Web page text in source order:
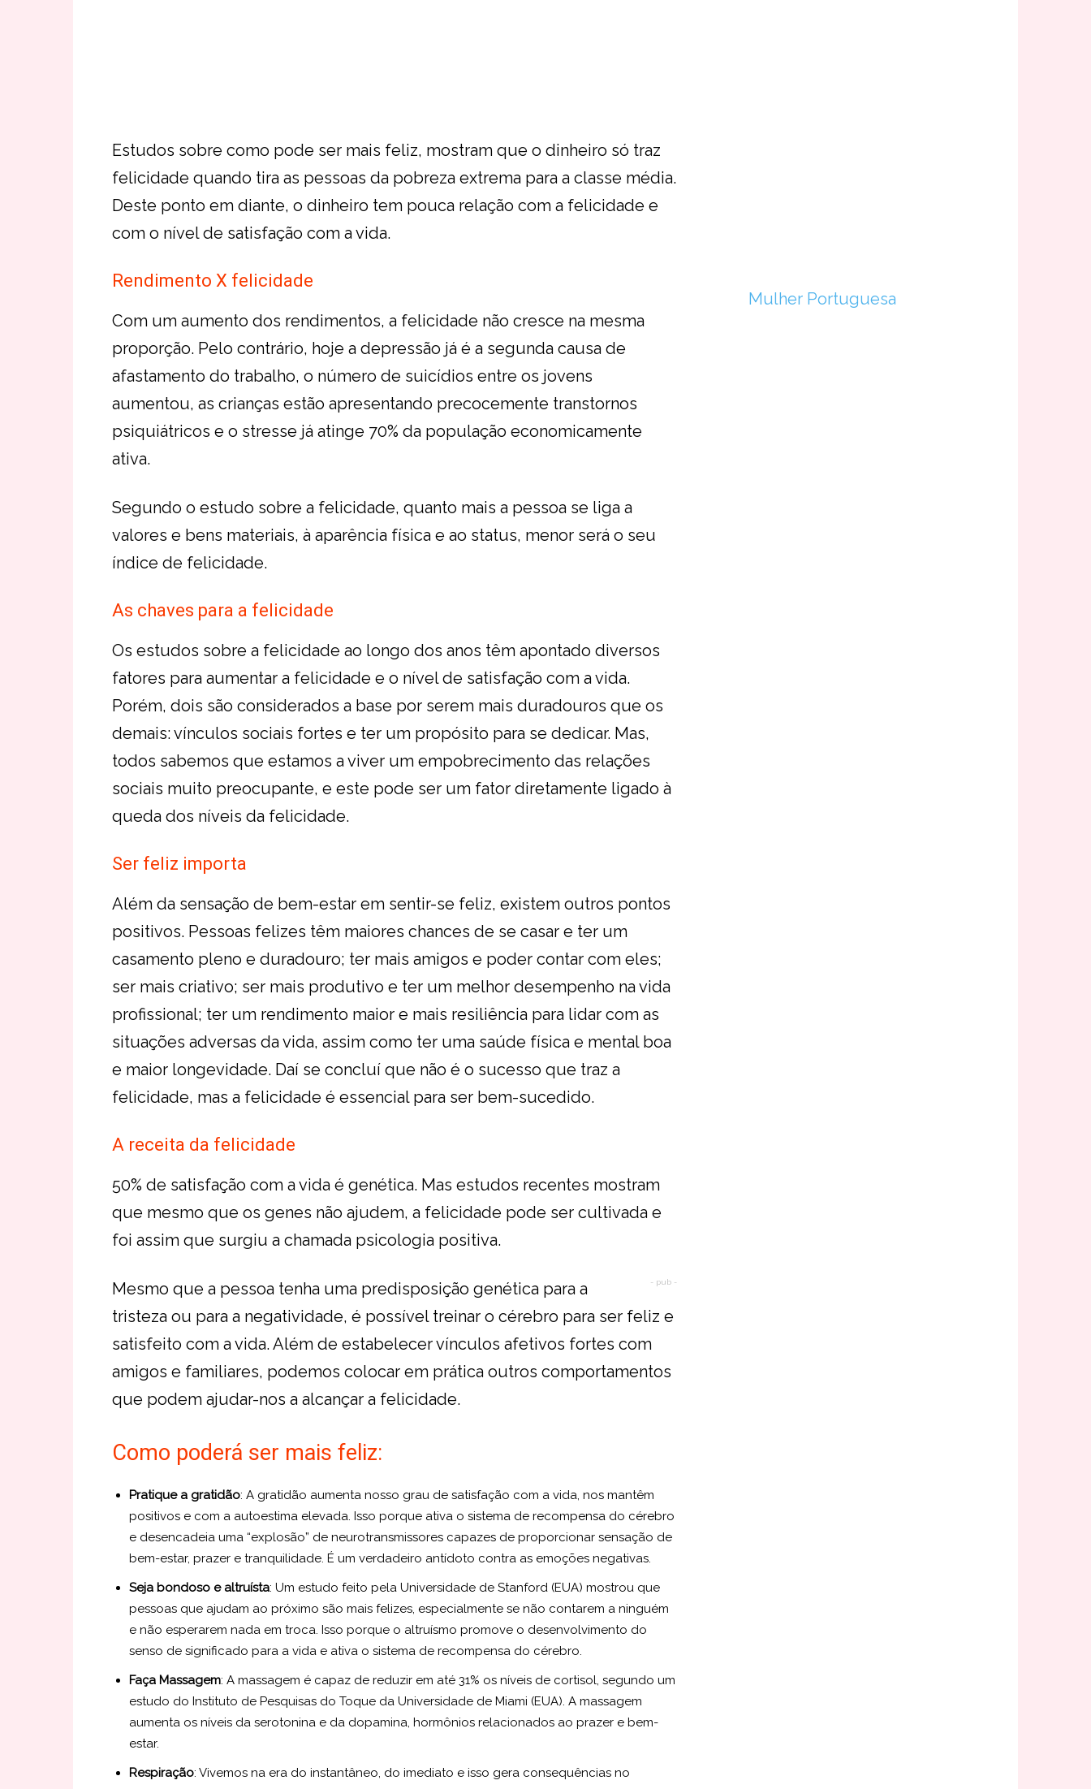
Estudos sobre como pode ser mais feliz, mostram que o dinheiro só traz
felicidade quando tira as pessoas da pobreza extrema para a classe média.
Deste ponto em diante, o dinheiro tem pouca relação com a felicidade e
com o nível de satisfação com a vida.
Rendimento X felicidade
Com um aumento dos rendimentos, a felicidade não cresce na mesma
proporção. Pelo contrário, hoje a depressão já é a segunda causa de
afastamento do trabalho, o número de suicídios entre os jovens
aumentou, as crianças estão apresentando precocemente transtornos
psiquiátricos e o stresse já atinge 70% da população economicamente
ativa.
Segundo o estudo sobre a felicidade, quanto mais a pessoa se liga a
valores e bens materiais, à aparência física e ao status, menor será o seu
índice de felicidade.
As chaves para a felicidade
Os estudos sobre a felicidade ao longo dos anos têm apontado diversos
fatores para aumentar a felicidade e o nível de satisfação com a vida.
Porém, dois são considerados a base por serem mais duradouros que os
demais: vínculos sociais fortes e ter um propósito para se dedicar. Mas,
todos sabemos que estamos a viver um empobrecimento das relações
sociais muito preocupante, e este pode ser um fator diretamente ligado à
queda dos níveis da felicidade.
Ser feliz importa
Além da sensação de bem-estar em sentir-se feliz, existem outros pontos
positivos. Pessoas felizes têm maiores chances de se casar e ter um
casamento pleno e duradouro; ter mais amigos e poder contar com eles;
ser mais criativo; ser mais produtivo e ter um melhor desempenho na vida
profissional; ter um rendimento maior e mais resiliência para lidar com as
situações adversas da vida, assim como ter uma saúde física e mental boa
e maior longevidade. Daí se concluí que não é o sucesso que traz a
felicidade, mas a felicidade é essencial para ser bem-sucedido.
A receita da felicidade
50% de satisfação com a vida é genética. Mas estudos recentes mostram
que mesmo que os genes não ajudem, a felicidade pode ser cultivada e
foi assim que surgiu a chamada psicologia positiva.
- pub -
Mesmo que a pessoa tenha uma predisposição genética para a
tristeza ou para a negatividade, é possível treinar o cérebro para ser feliz e
satisfeito com a vida. Além de estabelecer vínculos afetivos fortes com
amigos e familiares, podemos colocar em prática outros comportamentos
que podem ajudar-nos a alcançar a felicidade.
Como poderá ser mais feliz:
Pratique a gratidão: A gratidão aumenta nosso grau de satisfação com a vida, nos mantêm
positivos e com a autoestima elevada. Isso porque ativa o sistema de recompensa do cérebro
e desencadeia uma “explosão” de neurotransmissores capazes de proporcionar sensação de
bem-estar, prazer e tranquilidade. É um verdadeiro antídoto contra as emoções negativas.
Seja bondoso e altruísta: Um estudo feito pela Universidade de Stanford (EUA) mostrou que
pessoas que ajudam ao próximo são mais felizes, especialmente se não contarem a ninguém
e não esperarem nada em troca. Isso porque o altruísmo promove o desenvolvimento do
senso de significado para a vida e ativa o sistema de recompensa do cérebro.
Faça Massagem: A massagem é capaz de reduzir em até 31% os níveis de cortisol, segundo um
estudo do Instituto de Pesquisas do Toque da Universidade de Miami (EUA). A massagem
aumenta os níveis da serotonina e da dopamina, hormônios relacionados ao prazer e bem-
estar.
Respiração: Vivemos na era do instantâneo, do imediato e isso gera consequências no
Mulher Portuguesa